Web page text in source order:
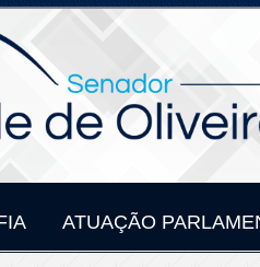
ATUAÇÃO